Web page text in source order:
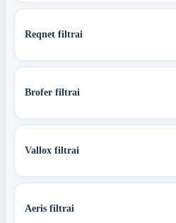
Reqnet filtrai
Brofer filtrai
Vallox filtrai
Aeris filtrai